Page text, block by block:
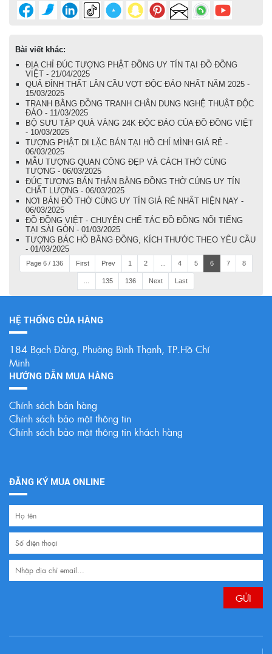
Bài viết khác:
ĐỊA CHỈ ĐÚC TƯỢNG PHẬT ĐỒNG UY TÍN TẠI ĐỒ ĐỒNG
VIỆT - 21/04/2025
QUẢ ĐỈNH THẤT LÂN CẦU VỢT ĐỘC ĐÁO NHẤT NĂM 2025 -
15/03/2025
TRANH BẰNG ĐỒNG TRANH CHÂN DUNG NGHỆ THUẬT ĐỘC
ĐÁO - 11/03/2025
BỘ SƯU TẬP QUÀ VÀNG 24K ĐỘC ĐÁO CỦA ĐỒ ĐỒNG VIỆT
- 10/03/2025
TƯỢNG PHẬT DI LẶC BÁN TẠI HỒ CHÍ MÌNH GIÁ RẺ -
06/03/2025
MẪU TƯỢNG QUAN CÔNG ĐẸP VÀ CÁCH THỜ CÚNG
TƯỢNG - 06/03/2025
ĐÚC TƯỢNG BÁN THÂN BẰNG ĐỒNG THỜ CÚNG UY TÍN
CHẤT LƯỢNG - 06/03/2025
NƠI BÁN ĐỒ THỜ CÚNG UY TÍN GIÁ RẺ NHẤT HIỆN NAY -
06/03/2025
ĐỒ ĐỒNG VIỆT - CHUYÊN CHẾ TÁC ĐỒ ĐỒNG NỔI TIẾNG
TẠI SÀI GÒN - 01/03/2025
TƯỢNG BÁC HỒ BẰNG ĐỒNG, KÍCH THƯỚC THEO YÊU CẦU
- 01/03/2025
Page 6 / 136 First Prev 1 2 4 5 6 7 8
135 136 Next Last
HỆ THỐNG CỦA HÀNG
184 Bạch Đằng, Phường Bình Thạnh, TP.Hồ Chí
Minh
HƯỚNG DẪN MUA HÀNG
Chính sách bán hàng
Chính sách bảo mật thông tin
Chính sách bảo mật thông tin khách hàng
ĐĂNG KÝ MUA ONLINE